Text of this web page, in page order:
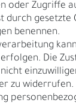
L
Blog
oder Zugriffe
durch gesetzte
benennen.
Die
nicht
zu widerrufen.